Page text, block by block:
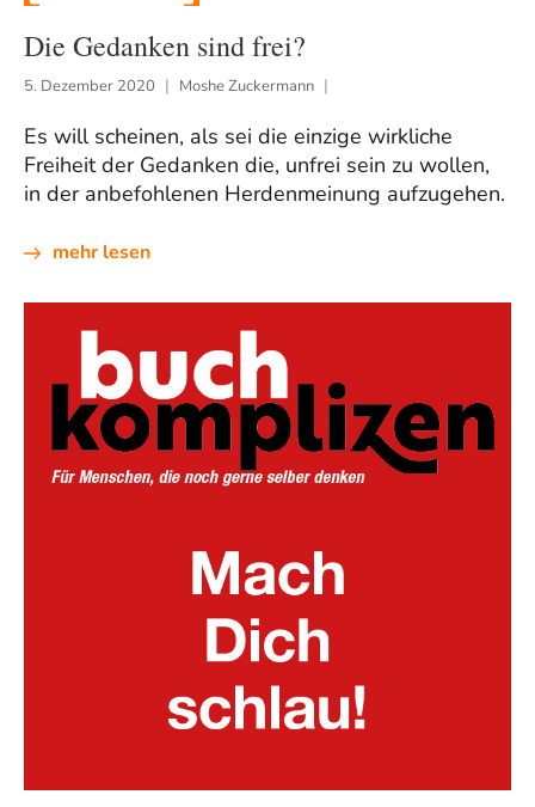
Die Gedanken sind frei?
5. Dezember 2020 Moshe Zuckermann
Es will scheinen, als sei die einzige wirkliche
Freiheit der Gedanken die, unfrei sein zu wollen,
in der anbefohlenen Herdenmeinung aufzugehen.
mehr lesen